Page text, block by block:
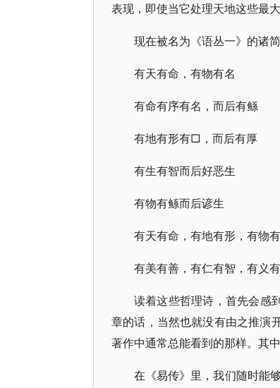
表现，即使当它处理天地这些最
现在被名为《语丛一》的诸
有天有命，有物有名
有命有序有名，而后有鲧
有地有形有□，而后有厚
有生有智而后好恶生
有物有鲧而后谚生
有天有命，有地有形，有物
有美有善，有仁有智，有义
读着这些哲理诗，首先会感
章的话，当然也就没有由之推演
著作中通常总能看到的那样。其
在《易传》里，我们随时能